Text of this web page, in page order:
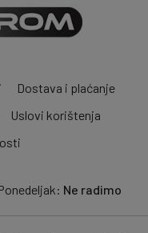
Dostava i plaćanje
Uslovi korištenja
Ne radimo